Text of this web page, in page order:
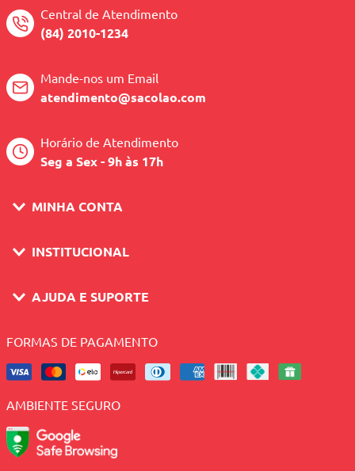
Central de Atendimento
(84) 2010-1234
Mande-nos um Email
atendimento@sacolao.com
Horário de Atendimento
Seg a Sex - 9h às 17h
MINHA CONTA
INSTITUCIONAL
AJUDA E SUPORTE
FORMAS DE PAGAMENTO
AMBIENTE SEGURO